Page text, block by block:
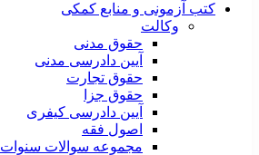
کتب آزمونی و منابع کمکی
وکالت
حقوق مدنی
آیین دادرسی مدنی
حقوق تجارت
حقوق جزا
آیین دادرسی کیفری
اصول فقه
مجموعه سوالات سنوات